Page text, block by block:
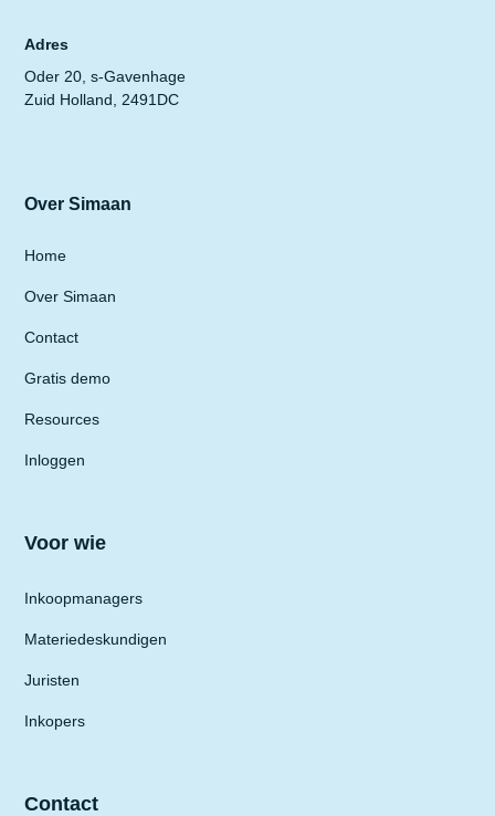
Adres
Oder 20, s-Gavenhage
Zuid Holland, 2491DC
Over Simaan
Home
Over Simaan
Contact
Gratis demo
Resources
Inloggen
Voor wie
Inkoopmanagers
Materiedeskundigen
Juristen
Inkopers
Contact